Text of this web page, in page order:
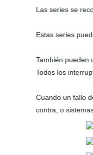
Las series se
Estas series
También pueden
Todos los
Cuando un fallo
contra, o